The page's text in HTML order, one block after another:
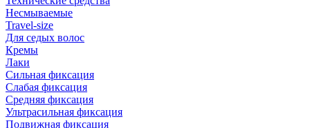
Несмываемые
Travel-size
Для седых волос
Кремы
Лаки
Сильная фиксация
Слабая фиксация
Средняя фиксация
Ультрасильная фиксация
Подвижная фиксация